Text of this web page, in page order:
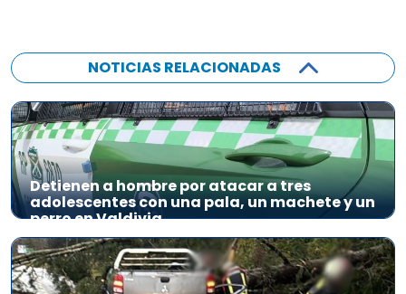
NOTICIAS RELACIONADAS
Detienen a hombre por atacar a tres
adolescentes con una pala, un machete y un
perro en Valdivia